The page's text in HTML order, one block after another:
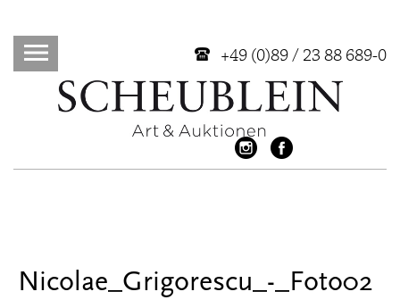
+49 (0)89 / 23 88 689-0
Nicolae_Grigorescu_-_Foto02